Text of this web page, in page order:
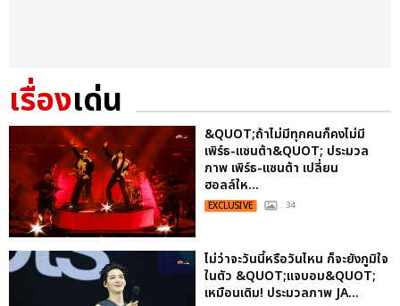
เรื่องเด่น
&QUOT;ถ้าไม่มีทุกคนก็คงไม่มี
เพิร์ธ-แซนต้า&QUOT; ประมวล
ภาพ เพิร์ธ-แซนต้า เปลี่ยน
ฮอลล์ให...
EXCLUSIVE : 34
ไม่ว่าจะวันนี้หรือวันไหน ก็จะยังภูมิใจ
ในตัว &QUOT;แจบอม&QUOT;
เหมือนเดิม! ประมวลภาพ JA...